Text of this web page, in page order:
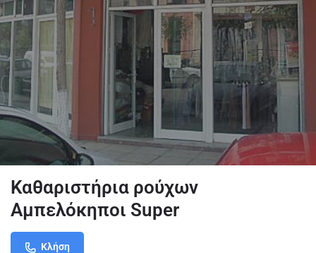
Καθαριστήρια ρούχων
Αμπελόκηποι Super
Κλήση